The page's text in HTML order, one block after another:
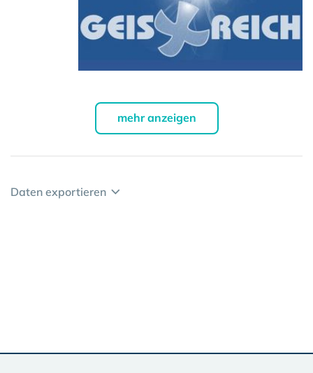
mehr anzeigen
Daten exportieren